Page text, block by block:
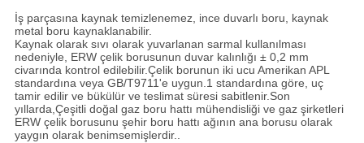
İş parçasına kaynak temizlenemez, ince duvarlı boru, kaynak
metal boru kaynaklanabilir.
Kaynak olarak sıvı olarak yuvarlanan sarmal kullanılması
nedeniyle, ERW çelik borusunun duvar kalınlığı ± 0,2 mm
civarında kontrol edilebilir.Çelik borunun iki ucu Amerikan APL
standardına veya GB/T9711'e uygun.1 standardına göre, uç
tamir edilir ve bükülür ve teslimat süresi sabitlenir.Son
yıllarda,Çeşitli doğal gaz boru hattı mühendisliği ve gaz şirketleri
ERW çelik borusunu şehir boru hattı ağının ana borusu olarak
yaygın olarak benimsemişlerdir..